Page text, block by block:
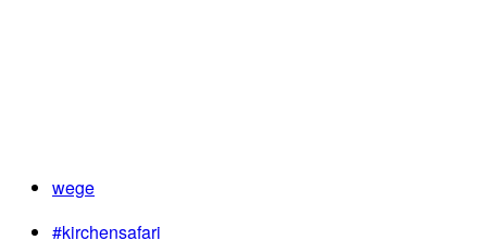
wege
#kirchensafari